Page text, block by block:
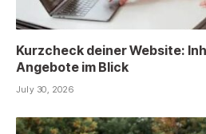
Kurzcheck deiner Website:
Angebote im Blick
July 30, 2026